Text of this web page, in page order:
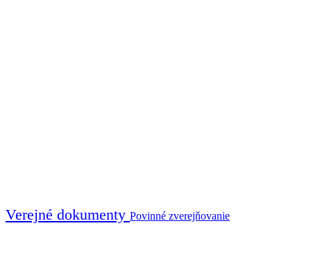
Verejné dokumenty Povinné zverejňovanie